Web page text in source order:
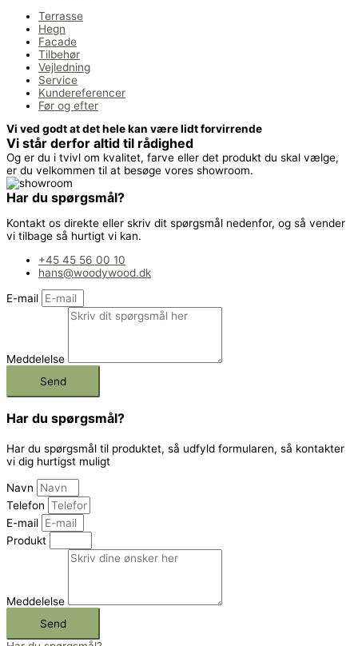
Terrasse
Hegn
Facade
Tilbehør
Vejledning
Service
Kundereferencer
Før og efter
Vi ved godt at det hele kan være lidt forvirrende
Vi står derfor altid til rådighed
Og er du i tvivl om kvalitet, farve eller det produkt du skal vælge,
er du velkommen til at besøge vores showroom.
Har du spørgsmål?
Kontakt os direkte eller skriv dit spørgsmål nedenfor, og så vender
vi tilbage så hurtigt vi kan.
+45 45 56 00 10
hans@woodywood.dk
E-mail
Meddelelse
Send
Har du spørgsmål?
Har du spørgsmål til produktet, så udfyld formularen, så kontakter
vi dig hurtigst muligt
Navn
Telefon
E-mail
Produkt
Meddelelse
Send